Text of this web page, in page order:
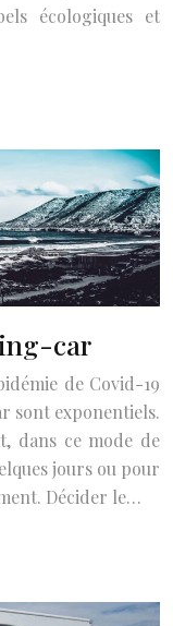
écologiques et
car
de Covid-19
sont exponentiels.
dans ce mode de
jours ou pour
Décider le…